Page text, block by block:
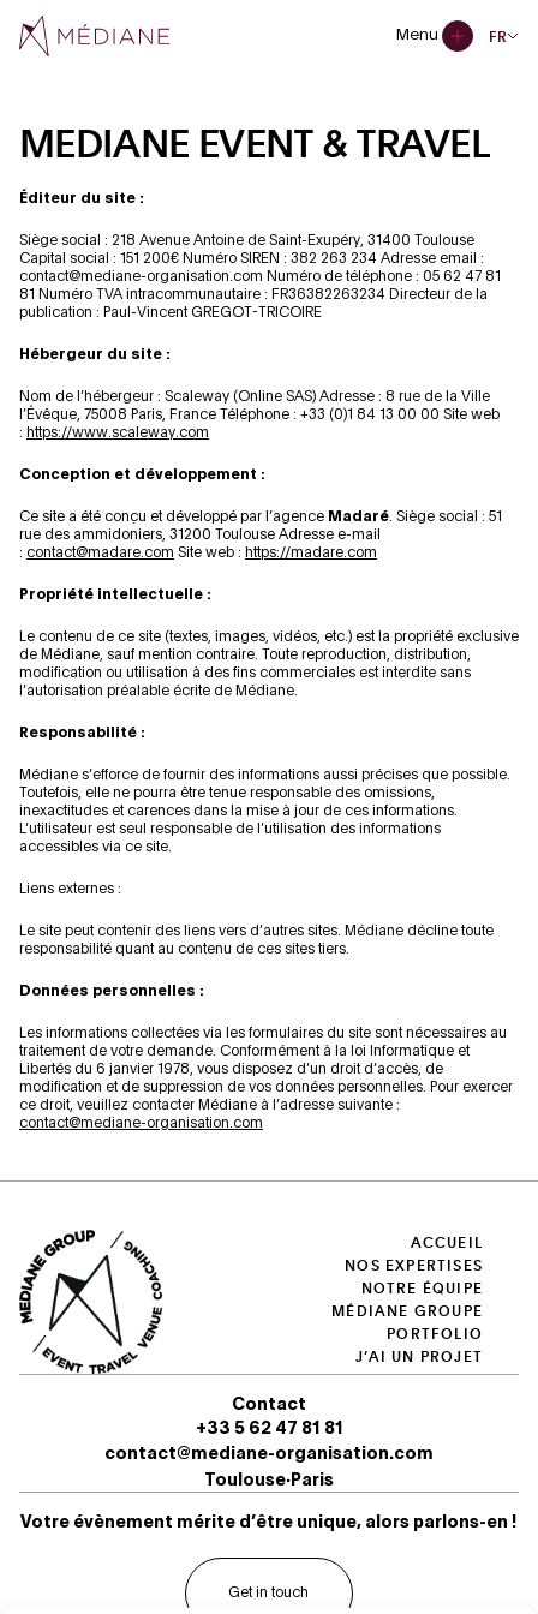
Menu FR
MEDIANE EVENT & TRAVEL
Éditeur du site :
Siège social : 218 Avenue Antoine de Saint-Exupéry, 31400 Toulouse
Capital social : 151 200€ Numéro SIREN : 382 263 234 Adresse email :
contact@mediane-organisation.com Numéro de téléphone : 05 62 47 81
81 Numéro TVA intracommunautaire : FR36382263234 Directeur de la
publication : Paul-Vincent GREGOT-TRICOIRE
Hébergeur du site :
Nom de l’hébergeur : Scaleway (Online SAS) Adresse : 8 rue de la Ville
l’Évêque, 75008 Paris, France Téléphone : +33 (0)1 84 13 00 00 Site web
: https://www.scaleway.com
Conception et développement :
Ce site a été conçu et développé par l’agence Madaré Siège social : 51
rue des ammidoniers, 31200 Toulouse Adresse e-mail
: contact@madare.com Site web : https://madare.com
Propriété intellectuelle :
Le contenu de ce site (textes, images, vidéos, etc.) est la propriété exclusive
de Médiane, sauf mention contraire. Toute reproduction, distribution,
modification ou utilisation à des fins commerciales est interdite sans
l’autorisation préalable écrite de Médiane.
Responsabilité :
Médiane s’efforce de fournir des informations aussi précises que possible.
Toutefois, elle ne pourra être tenue responsable des omissions,
inexactitudes et carences dans la mise à jour de ces informations.
L’utilisateur est seul responsable de l’utilisation des informations
accessibles via ce site.
Liens externes :
Le site peut contenir des liens vers d’autres sites. Médiane décline toute
responsabilité quant au contenu de ces sites tiers.
Données personnelles :
Les informations collectées via les formulaires du site sont nécessaires au
traitement de votre demande. Conformément à la loi Informatique et
Libertés du 6 janvier 1978, vous disposez d’un droit d’accès, de
modification et de suppression de vos données personnelles. Pour exercer
ce droit, veuillez contacter Médiane à l’adresse suivante :
contact@mediane-organisation.com
ACCUEIL
NOS EXPERTISES
NOTRE ÉQUIPE
MÉDIANE GROUPE
PORTFOLIO
J’AI UN PROJET
Contact
+33 5 62 47 81 81
contact@mediane-organisation.com
Toulouse· Paris
Votre évènement mérite d’être unique, alors parlons-en !
Get in touch